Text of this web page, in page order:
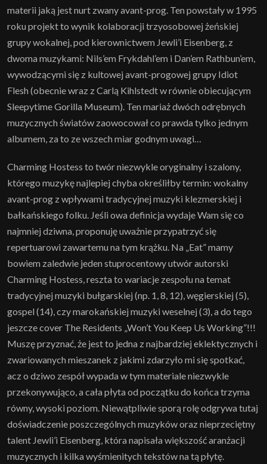
materii jaką jest nurt zwany avant-prog. Ten powstały w 1995
roku projekt to wynik kolaboracji trzyosobowej żeńskiej
grupy wokalnej, pod kierownictwem Jewli’i Eisenberg, z
dwoma muzykami: Nils’em Frykdahl’em i Dan’em Rathbun’em,
wywodzącymi się z kultowej avant-progowej grupy Idiot
Flesh (obecnie wraz z Carlą Kihlstedt w równie obiecującym
Sleepytime Gorilla Museum). Ten mariaż dwóch odrębnych
muzycznych światów zaowocował co prawda tylko jednym
albumem, za to ze wszech miar godnym uwagi…
Charming Hostess to twór niezwykle oryginalny i szalony,
którego muzykę najlepiej chyba określiłby termin: wokalny
avant-prog z wpływami tradycyjnej muzyki klezmerskiej i
bałkańskiego folku. Jeśli owa definicja wydaje Wam się co
najmniej dziwna, proponuję uważnie przypatrzyć się
repertuarowi zawartemu na tym krążku. Na „Eat” mamy
bowiem zaledwie jeden stuprocentowy utwór autorski
Charming Hostess, reszta to wariacje zespołu na temat
tradycyjnej muzyki bułgarskiej (np. 1, 8, 12), węgierskiej (5),
gospel (14), czy marokańskiej muzyki weselnej (3), a do tego
jeszcze cover The Residents „Won’t You Keep Us Working”!!!
Muszę przyznać, że jest to jedna z najbardziej eklektycznych i
zwariowanych mieszanek z jakimi zdarzyło mi się spotkać,
acz o dziwo zespół wypada w tym materiale niezwykle
przekonywująco, a cała płyta od początku do końca trzyma
równy, wysoki poziom. Niewątpliwie sporą rolę odgrywa tutaj
doświadczenie poszczególnych muzyków oraz nieprzeciętny
talent Jewli’i Eisenberg, która napisała większość aranżacji
muzycznych i kilka wyśmienitych tekstów na tą płytę.